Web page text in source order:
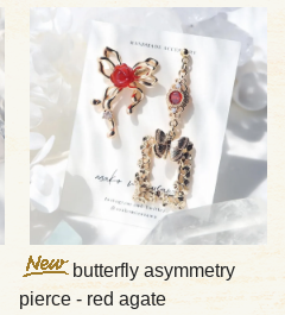
butterfly asymmetry
pierce - red agate